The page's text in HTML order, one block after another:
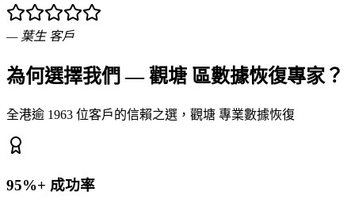
— 葉生客戶
為何選擇我們 — 觀塘 區數據恢復專家？
全港逾 1963 位客戶的信賴之選，觀塘 專業數據恢復
95%+ 成功率